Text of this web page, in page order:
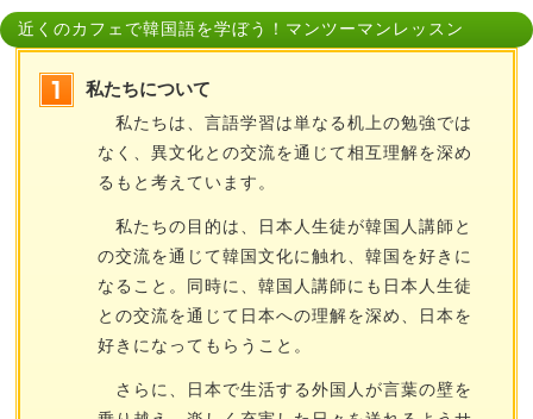
近くのカフェで韓国語を学ぼう！マンツーマンレッスン
私たちについて
私たちは、言語学習は単なる机上の勉強では
なく、異文化との交流を通じて相互理解を深め
るもと考えています。
私たちの目的は、日本人生徒が韓国人講師と
の交流を通じて韓国文化に触れ、韓国を好きに
なること。同時に、韓国人講師にも日本人生徒
との交流を通じて日本への理解を深め、日本を
好きになってもらうこと。
さらに、日本で生活する外国人が言葉の壁を